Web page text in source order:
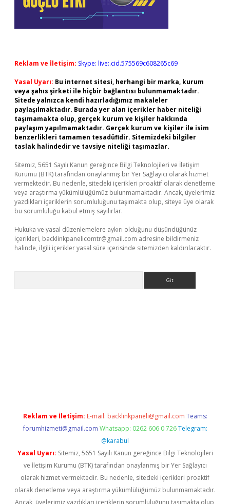
Reklam ve İletişim: Skype: live:.cid.575569c608265c69
Yasal Uyarı: Bu internet sitesi, herhangi bir marka, kurum
veya şahıs şirketi ile hiçbir bağlantısı bulunmamaktadır.
Sitede yalnızca kendi hazırladığımız makaleler
paylaşılmaktadır. Burada yer alan içerikler haber niteliği
taşımamakta olup, gerçek kurum ve kişiler hakkında
paylaşım yapılmamaktadır. Gerçek kurum ve kişiler ile isim
benzerlikleri tamamen tesadüfidir. Sitemizdeki bilgiler
taslak halindedir ve tavsiye niteliği taşımazlar.
Sitemiz, 5651 Sayılı Kanun gereğince Bilgi Teknolojileri ve İletişim
Kurumu (BTK) tarafından onaylanmış bir Yer Sağlayıcı olarak hizmet
vermektedir. Bu nedenle, sitedeki içerikleri proaktif olarak denetleme
veya araştırma yükümlülüğümüz bulunmamaktadır. Ancak, üyelerimiz
yazdıkları içeriklerin sorumluluğunu taşımakta olup, siteye üye olarak
bu sorumluluğu kabul etmiş sayılırlar.
Hukuka ve yasal düzenlemelere aykırı olduğunu düşündüğünüz
içerikleri, backlinkpanelicomtr@gmail.com adresine bildirmeniz
halinde, ilgili içerikler yasal süre içerisinde sitemizden kaldırılacaktır.
Reklam ve İletişim: E-mail: backlinkpaneli@gmail.com Teams:
forumhizmeti@gmail.com Whatsapp: 0262 606 0 726 Telegram:
@karabul
Yasal Uyarı: Sitemiz, 5651 Sayılı Kanun gereğince Bilgi Teknolojileri
ve İletişim Kurumu (BTK) tarafından onaylanmış bir Yer Sağlayıcı
olarak hizmet vermektedir. Bu nedenle, sitedeki içerikleri proaktif
olarak denetleme veya araştırma yükümlülüğümüz bulunmamaktadır.
Ancak, üyelerimiz yazdıkları içeriklerin sorumluluğunu taşımakta olup,